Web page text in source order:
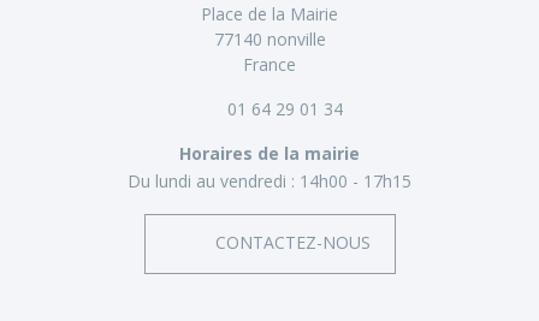
Place de la Mairie
77140 nonville
France
01 64 29 01 34
Horaires de la mairie
Du lundi au vendredi : 14h00 - 17h15
CONTACTEZ-NOUS